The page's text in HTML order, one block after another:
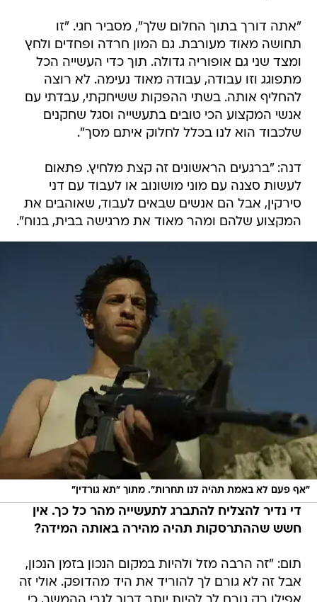
"אתה דורך בתוך החלום שלך", מסביר חגי. "זו
תחושה מאוד מעורבת. גם המון חרדה ופחדים ולחץ
ומצד שני גם אופוריה גדולה. תוך כדי העשייה הכל
מתפוגג וזו עבודה, עבודה מאוד נעימה. לא רוצה
להחליף אותה. בשתי ההפקות ששיחקתי, עבדתי עם
אנשי המקצוע הכי טובים בתעשייה וסגל שחקנים
שלכבוד הוא לנו בכלל לחלוק איתם מסך".
דנה: "ברגעים הראשונים זה קצת מלחיץ. פתאום
לעשות סצנה עם מוני מושונוב או לעבוד עם דני
סירקין, אבל הם אנשים שבאים לעבוד, שאוהבים את
המקצוע שלהם ומהר מאוד את מרגישה בבית, בנוח".
"אף פעם לא באמת תהיה לנו תחרות". מתוך "תא גורדין"
די נדיר להצליח להתברג לתעשייה מהר כל כך. אין
חשש שההתרסקות תהיה מהירה באותה המידה?
תום: "זה הרבה מזל ולהיות במקום הנכון בזמן הנכון,
אבל זה לא גורם לך להוריד את היד מהדופק. אולי זה